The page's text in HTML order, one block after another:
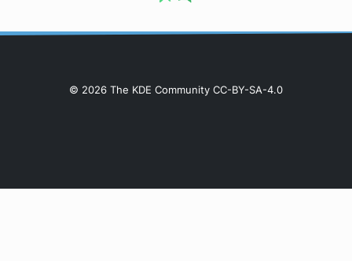
© 2026 The KDE Community CC-BY-SA-4.0